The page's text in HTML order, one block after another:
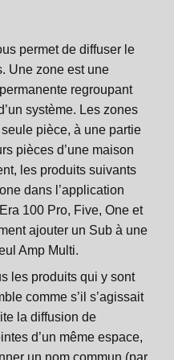
permet de diffuser le
Une zone est une
regroupant
système. Les zones
pièce, à une partie
pièces d’une maison
les produits suivants
dans l’application
100 Pro, Five, One et
ajouter un Sub à une
Amp Multi.
les produits qui y sont
comme s’il s’agissait
la diffusion de
d’un même espace,
un nom commun (par